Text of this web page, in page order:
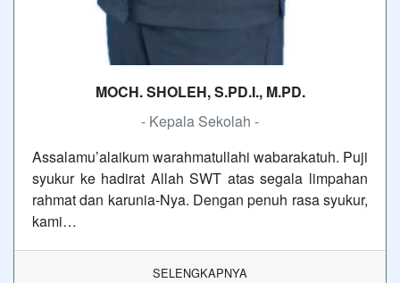
MOCH. SHOLEH, S.PD.I., M.PD.
- Kepala Sekolah -
Assalamu’alaikum warahmatullahi wabarakatuh. Puji
syukur ke hadirat Allah SWT atas segala limpahan
rahmat dan karunia-Nya. Dengan penuh rasa syukur,
kami…
SELENGKAPNYA